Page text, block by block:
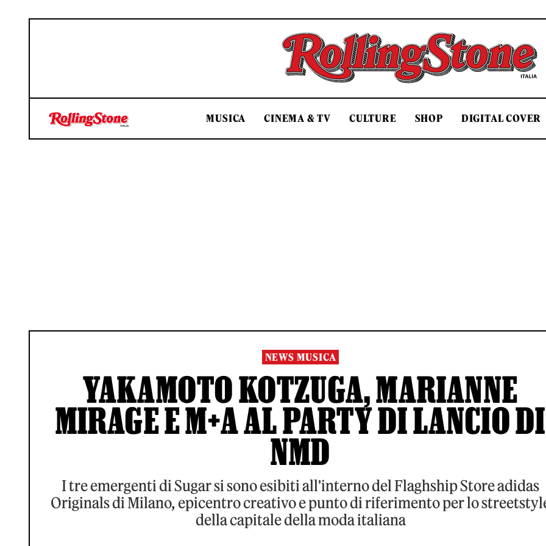
Rolling Stone Italia
MUSICA CINEMA & TV CULTURE SHOP DIGITAL COVER
NEWS MUSICA
YAKAMOTO KOTZUGA, MARIANNE
MIRAGE E M+A AL PARTY DI LANCIO DI
NMD
I tre emergenti di Sugar si sono esibiti all'interno del Flaghship Store adidas
Originals di Milano, epicentro creativo e punto di riferimento per lo
della capitale della moda italiana